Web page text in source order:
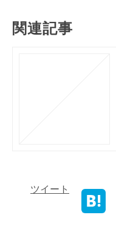
関連記事
ツイート